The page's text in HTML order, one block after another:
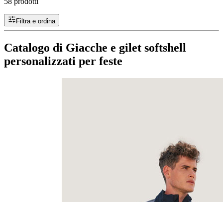
Filtra e ordina
Catalogo di Giacche e gilet softshell
personalizzati per feste